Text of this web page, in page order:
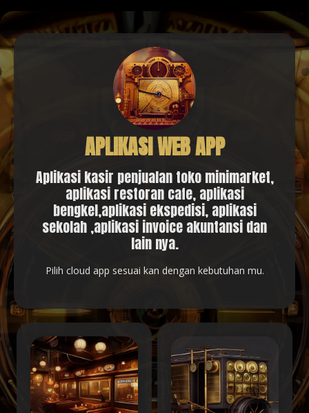
APLIKASI WEB APP
Aplikasi kasir penjualan toko minimarket,
aplikasi restoran cafe, aplikasi
bengkel,aplikasi ekspedisi, aplikasi
sekolah ,aplikasi invoice akuntansi dan
lain nya.
Pilih cloud app sesuai kan dengan kebutuhan mu.